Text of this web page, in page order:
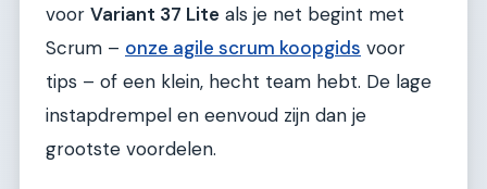
voor Variant 37 Lite als je net begint met
Scrum – onze agile scrum koopgids voor
tips – of een klein, hecht team hebt. De lage
instapdrempel en eenvoud zijn dan je
grootste voordelen.